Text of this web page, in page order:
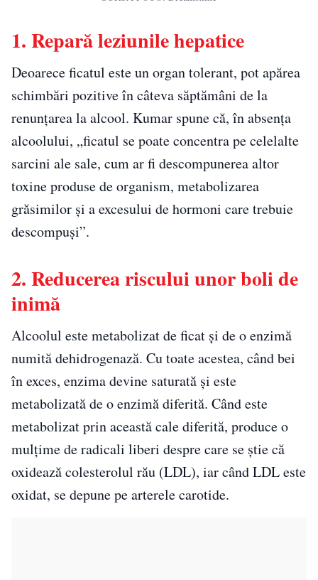
1. Repară leziunile hepatice
Deoarece ficatul este un organ tolerant, pot apărea
schimbări pozitive în câteva săptămâni de la
renunțarea la alcool. Kumar spune că, în absența
alcoolului, „ficatul se poate concentra pe celelalte
sarcini ale sale, cum ar fi descompunerea altor
toxine produse de organism, metabolizarea
grăsimilor și a excesului de hormoni care trebuie
descompuși”.
2. Reducerea riscului unor boli de
inimă
Alcoolul este metabolizat de ficat și de o enzimă
numită dehidrogenază. Cu toate acestea, când bei
în exces, enzima devine saturată și este
metabolizată de o enzimă diferită. Când este
metabolizat prin această cale diferită, produce o
mulțime de radicali liberi despre care se știe că
oxidează colesterolul rău (LDL), iar când LDL este
oxidat, se depune pe arterele carotide.